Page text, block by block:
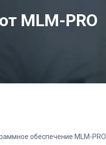
MLM-PRO
обеспечение MLM-PRO.